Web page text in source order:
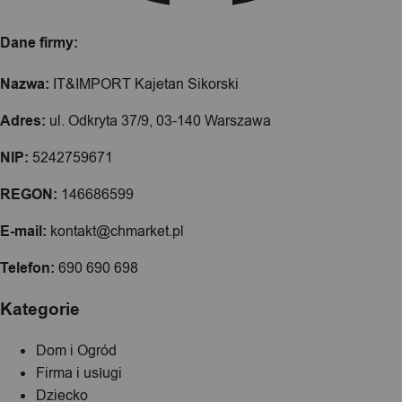
Dane firmy:
Nazwa: IT&IMPORT Kajetan Sikorski
Adres: ul. Odkryta 37/9, 03-140 Warszawa
NIP: 5242759671
REGON: 146686599
E-mail: kontakt@chmarket.pl
Telefon: 690 690 698
Kategorie
Dom i Ogród
Firma i usługi
Dziecko